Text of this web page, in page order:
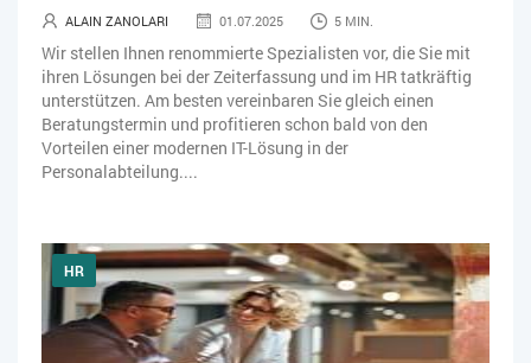
ALAIN ZANOLARI 01.07.2025 5 MIN.
Wir stellen Ihnen renommierte Spezialisten vor, die Sie mit
ihren Lösungen bei der Zeiterfassung und im HR tatkräftig
unterstützen. Am besten vereinbaren Sie gleich einen
Beratungstermin und profitieren schon bald von den
Vorteilen einer modernen IT-Lösung in der
Personalabteilung....
HR